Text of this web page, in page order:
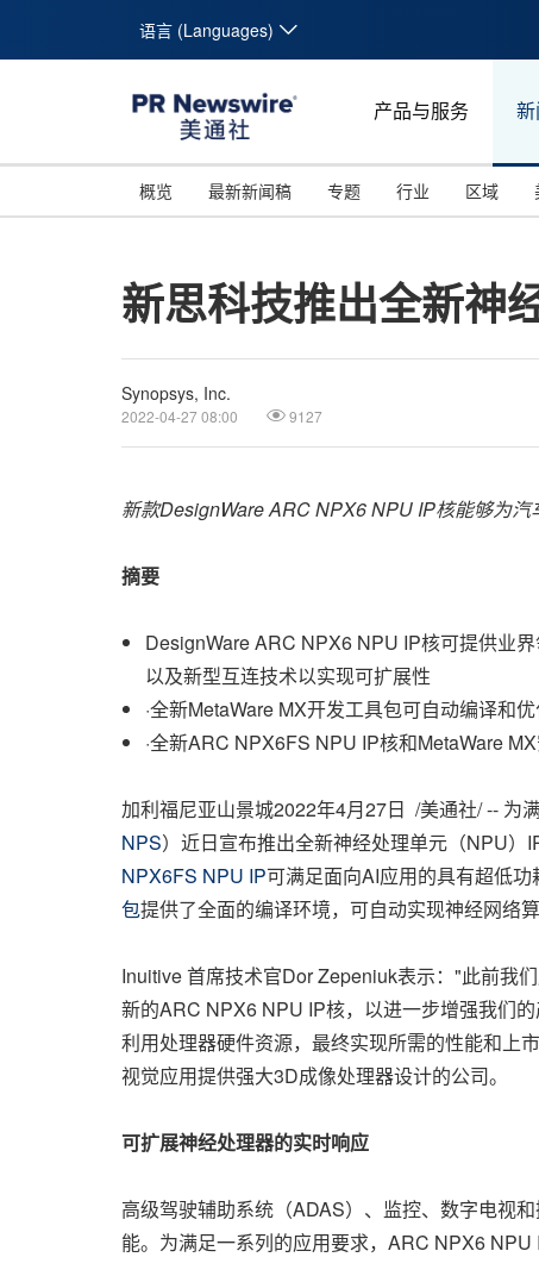
语言 (Languages)
产品与服务
概览 最新新闻稿 专题 行业 区域
新思科技推出全新神
Synopsys, Inc.
2022-04-27 08:00 9127
新款DesignWare ARC NPX6NPU IP核能够为汽
摘要
DesignWare ARC NPX6 NPU IP核可提供业
以及新型互连技术以实现可扩展性
·全新MetaWare MX开发工具包可自动编译和
·全新ARC NPX6FS NPU IP核和MetaWare
加利福尼亚山景城2022年4月27日 /美通社/ -- 为
NPS）近日宣布推出全新神经处理单元（NPU）
NPX6FS NPU IP可满足面向AI应用的具有超低
包提供了全面的编译环境，可自动实现神经网络
Inuitive 首席技术官Dor Zepeniuk表示："此前我
新的ARC NPX6 NPU IP核，以进一步增强我们
利用处理器硬件资源，最终实现所需的性能和上
视觉应用提供强大3D成像处理器设计的公司。
可扩展神经处理器的实时响应
高级驾驶辅助系统（ADAS）、监控、数字电视
能。为满足一系列的应用要求，ARC NPX6 NPU